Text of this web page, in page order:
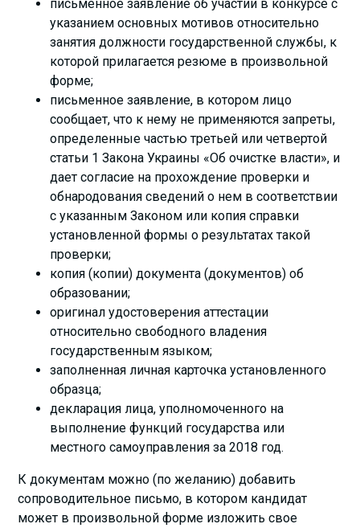
письменное заявление об участии в конкурсе с
указанием основных мотивов относительно
занятия должности государственной службы, к
которой прилагается резюме в произвольной
форме;
письменное заявление, в котором лицо
сообщает, что к нему не применяются запреты,
определенные частью третьей или четвертой
статьи 1 Закона Украины «Об очистке власти», и
дает согласие на прохождение проверки и
обнародования сведений о нем в соответствии
с указанным Законом или копия справки
установленной формы о результатах такой
проверки;
копия (копии) документа (документов) об
образовании;
оригинал удостоверения аттестации
относительно свободного владения
государственным языком;
заполненная личная карточка установленного
образца;
декларация лица, уполномоченного на
выполнение функций государства или
местного самоуправления за 2018 год.
К документам можно (по желанию) добавить
сопроводительное письмо, в котором кандидат
может в произвольной форме изложить свое